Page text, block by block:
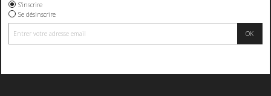
S'inscrire
Se désinscrire